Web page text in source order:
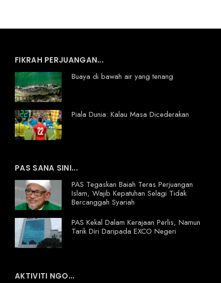
FIKRAH PERJUANGAN...
Buaya di bawah air yang tenang
Piala Dunia: Kalau Masa Dicederakan
PAS SANA SINI...
PAS Tegaskan Baiah Teras Perjuangan
Islam, Wajib Kepatuhan Selagi Tidak
Bercanggah Syariah
PAS Kekal Dalam Kerajaan Perlis, Namun
Tarik Diri Daripada EXCO Negeri
AKTIVITI NGO...